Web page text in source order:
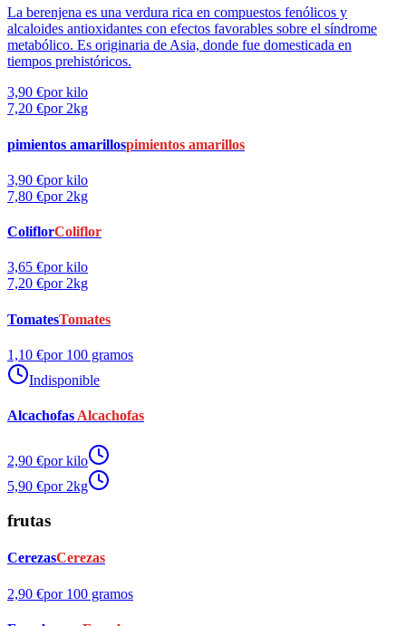
La berenjena es una verdura rica en compuestos fenólicos y
alcaloides antioxidantes con efectos favorables sobre el síndrome
metabólico. Es originaria de Asia, donde fue domesticada en
tiempos prehistóricos.
3,90 €por kilo
7,20 €por 2kg
pimientos amarillospimientos amarillos
3,90 €por kilo
7,80 €por 2kg
ColiflorColiflor
3,65 €por kilo
7,20 €por 2kg
TomatesTomates
1,10 €por 100 gramos
Indisponible
Alcachofas Alcachofas
2,90 €por kilo
5,90 €por 2kg
frutas
CerezasCerezas
2,90 €por 100 gramos